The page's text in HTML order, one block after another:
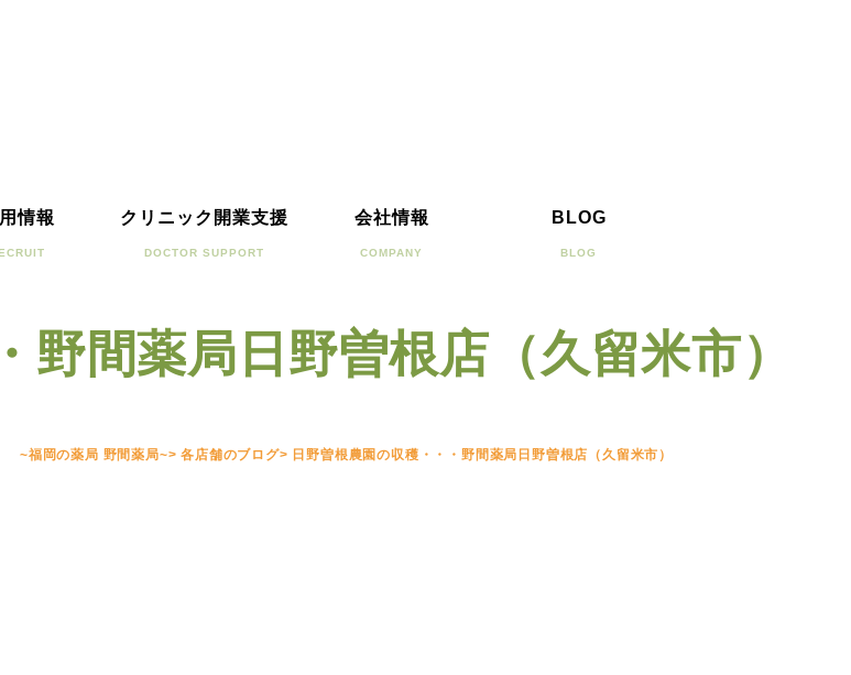
情報 クリニック開業支援
DOCTOR SUPPORT
会社情報
COMPANY
BLOG
BLOG
野間薬局日野曽根店（久留米市）
~福岡の薬局 野間薬局~>各店舗のブログ> 日野曽根農園の収穫・・・野間薬局日野曽根店（久留米市）